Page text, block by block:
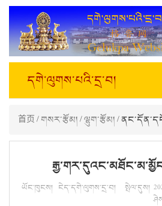
དགེ་ལུགས་པའི་དྲ་བ།
首页/གསར་རྩོམ།/ལྷུག་རྩོམ།/
ཡོང་ཁུངས། ངེད་དགེ་ལུགས་དྲ་བ། སྤེལ་དུས།